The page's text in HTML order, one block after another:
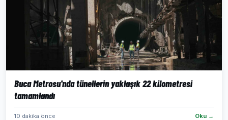
Buca Metrosu'nda tünellerin yaklaşık 22 kilometresi
tamamlandı
10 dakika önce Oku →